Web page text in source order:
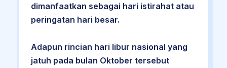
dimanfaatkan sebagai hari istirahat atau
peringatan hari besar.
Adapun rincian hari libur nasional yang
jatuh pada bulan Oktober tersebut